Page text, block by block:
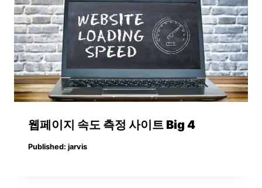
웹페이지 속도 측정 사이트 Big 4
Published: jarvis